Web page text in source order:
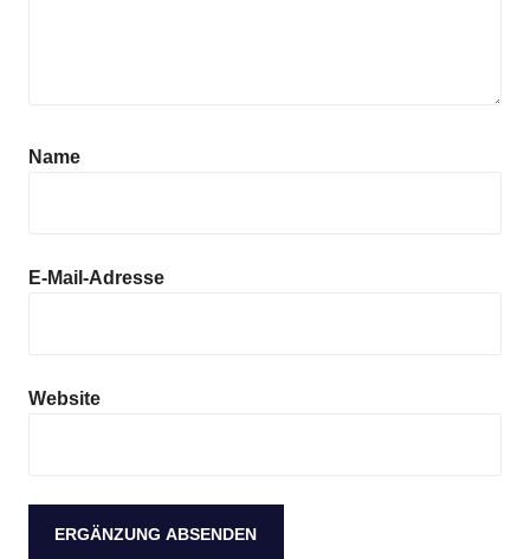
Name
E-Mail-Adresse
Website